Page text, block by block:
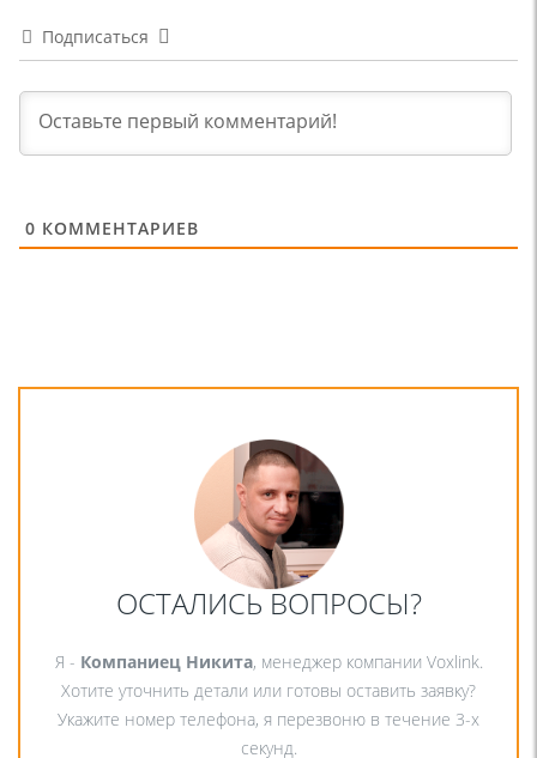
Подписаться
0 КОММЕНТАРИЕВ
ОСТАЛИСЬ ВОПРОСЫ?
Я - Компаниец Никита, менеджер компании Voxlink.
Хотите уточнить детали или готовы оставить заявку?
Укажите номер телефона, я перезвоню в течение 3-х
секунд.